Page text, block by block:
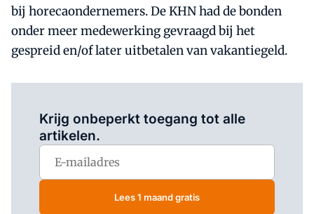
bij horecaondernemers. De KHN had de bonden
onder meer medewerking gevraagd bij het
gespreid en/of later uitbetalen van vakantiegeld.
Krijg onbeperkt toegang tot alle
artikelen.
Lees 1 maand gratis